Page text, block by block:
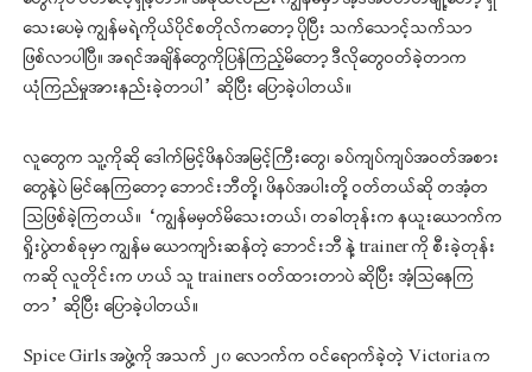
သေးပေမဲ့ ကျွန်မရဲ့ကိုယ်ပိုင်စတိုလ်ကတော့ ပိုပြီး သက်သောင့်သက်သာ
ဖြစ်လာပါပြီ။ အရင်အချိန်တွေကိုပြန်ကြည့်မိတော့ ဒီလိုတွေဝတ်ခဲ့တာက
ယုံကြည်မှုအားနည်းခဲ့တာပါ” ဆိုပြီး ပြောခဲ့ပါတယ်။
လူတွေက သူ့ကိုဆို ဒေါက်မြင့်ဖိနပ်အမြင့်ကြီးတွေ၊ ခပ်ကျပ်ကျပ်အဝတ်အစား
တွေနဲ့ပဲ မြင်နေကြတော့ ဘောင်းဘီတို့၊ ဖိနပ်အပါးတို့ ဝတ်တယ်ဆို တအံ့တ
သြဖြစ်ခဲ့ကြတယ်။ “ကျွန်မမှတ်မိသေးတယ်၊ တခါတုန်းက နယူးယောက်က
ရှိုးပွဲတစ်ခုမှာ ကျွန်မ ယောကျာ်းဆန်တဲ့ ဘောင်းဘီ နဲ့ trainer ကို စီးခဲ့တုန်း
ကဆို လူတိုင်းက ဟယ် သူ trainers ဝတ်ထားတာပဲ ဆိုပြီး အံ့သြနေကြ
တာ” ဆိုပြီး ပြောခဲ့ပါတယ်။
Spice Girls အဖွဲ့ကို အသက် ၂၀ လောက်က ဝင်ရောက်ခဲ့တဲ့ Victoria က